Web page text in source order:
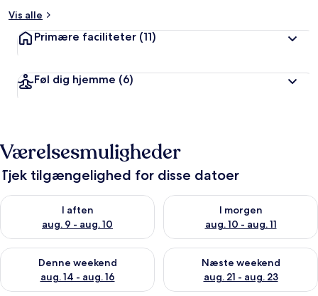
Vis alle
Primære faciliteter (11)
Føl dig hjemme (6)
Værelsesmuligheder
Tjek tilgængelighed for disse datoer
I aften
aug. 9 - aug. 10
Tjek tilgængelighed for i aften aug. 9 - aug. 10
I morgen
aug. 10 - aug. 11
Tjek tilgængelighed for i
Denne weekend
aug. 14 - aug. 16
Tjek tilgængelighed for denne weekend aug. 14 - aug. 16
Næste weekend
aug. 21 - aug. 23
Tjek tilgængelighed for næste